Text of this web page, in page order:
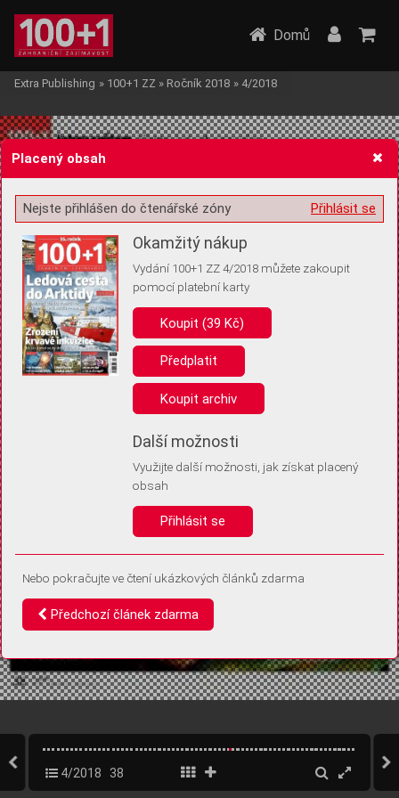
Žádost o souhlas s ukládáním volitelných informací
Pro základní fungování webu nepotřebujeme ukládat žádné informace
(tzv. cookies apod.). Rádi bychom vás ale požádali o souhlas s
uložením volitelných informací:
Anonymní unikátní ID
Díky němu příště poznáme, že se jedná o stejné zařízení, a
Identifikátor je zcela anonymní.
Vaše souhlasy a odmítnutí si ukládáme do vašeho zařízení, abychom se
vás už příště znovu neptali. Můžete je kdykoli později upravit ve Správě
Domů
Extra Publishing » 100+1 ZZ » Ročník 2018 » 4/2018
4/2018 38
Placený obsah
Přihlásit se
Nejste přihlášen do čtenářské zóny
Okamžitý nákup
Vydání 100+1 ZZ 4/2018 můžete zakoupit
pomocí platební karty
Koupit (39 Kč)
Předplatit
Koupit archiv
Další možnosti
Využijte další možnosti, jak získat placený
obsah
Přihlásit se
Nebo pokračujte ve čtení ukázkových článků zdarma
Předchozí článek zdarma